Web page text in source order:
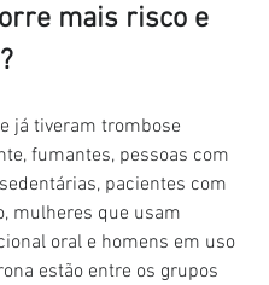
mais risco e
já tiveram trombose
fumantes, pessoas com
pacientes com
mulheres que usam
oral e homens em uso
estão entre os grupos